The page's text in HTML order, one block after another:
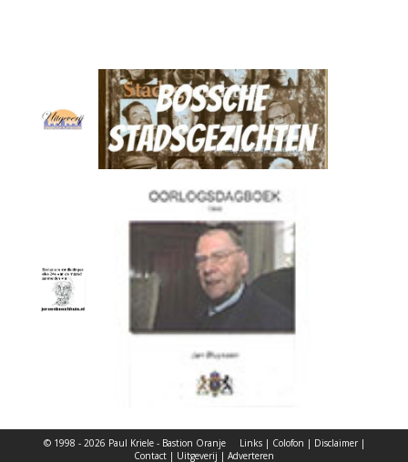
© 1998 - 2026 Paul Kriele - Bastion Oranje Links| Colofon | Disclaimer|
Contact | Uitgeverij | Adverteren